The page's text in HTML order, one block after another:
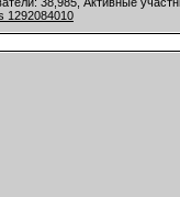
1292084010